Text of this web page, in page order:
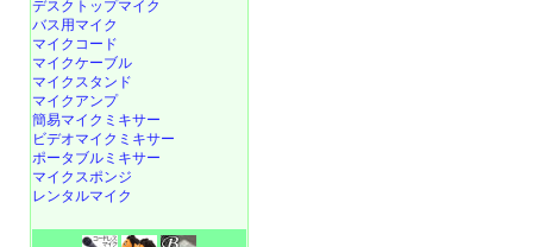
デスクトップマイク
バス用マイク
マイクコード
マイクケーブル
マイクスタンド
マイクアンプ
簡易マイクミキサー
ビデオマイクミキサー
ポータブルミキサー
マイクスポンジ
レンタルマイク